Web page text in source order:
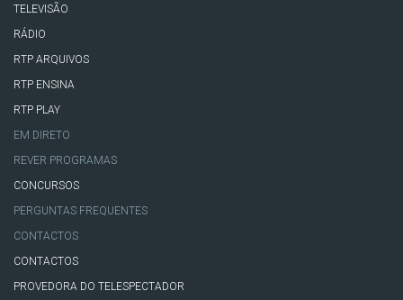
TELEVISÃO
RÁDIO
RTP ARQUIVOS
RTP ENSINA
RTP PLAY
EM DIRETO
REVER PROGRAMAS
CONCURSOS
PERGUNTAS FREQUENTES
CONTACTOS
CONTACTOS
PROVEDORA DO TELESPECTADOR